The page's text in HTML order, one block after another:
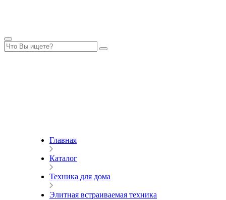
Главная
Каталог
Техника для дома
Элитная встраиваемая техника